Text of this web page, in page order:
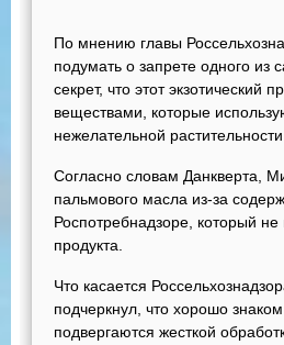
По мнению главы
подумать о запрете одного из
секрет, что этот
веществами, которые
нежелательной
Согласно словам Данкверта,
пальмового масла из-за
Роспотребнадзоре, который
продукта.
Что касается
подчеркнул, что хорошо
подвергаются жесткой